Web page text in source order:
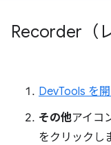
Recorder（
DevTools を
その他アイコ
をクリックし